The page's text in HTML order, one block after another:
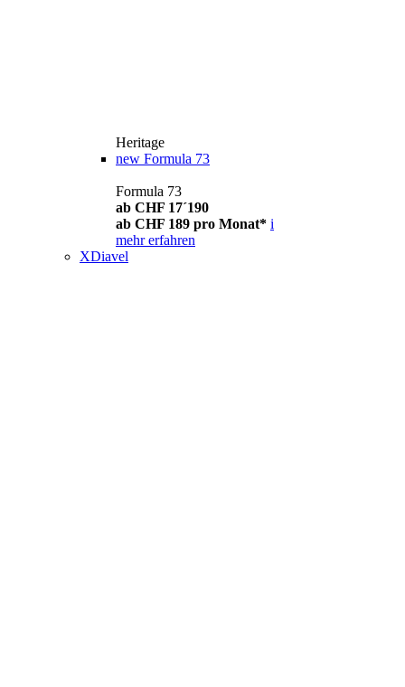
Heritage
new Formula 73
Formula 73
ab CHF 17´190
ab CHF 189 pro Monat* i
mehr erfahren
XDiavel